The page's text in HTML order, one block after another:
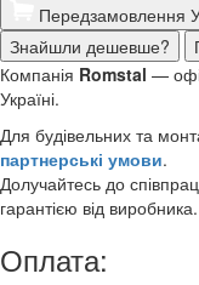
Передзамовлення
Знайшли дешевше?
Компанія Romstal —
Україні.
Для будівельних та
партнерські умови.
Долучайтесь до
гарантією від виробника.
Оплата: